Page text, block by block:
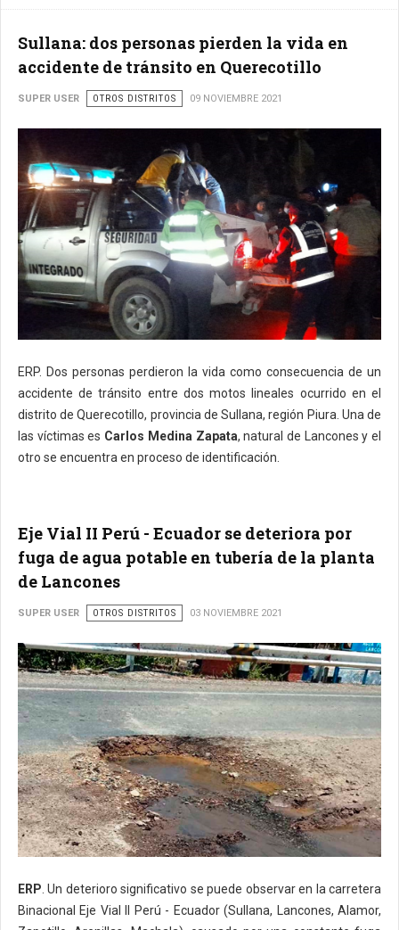
Sullana: dos personas pierden la vida en
accidente de tránsito en Querecotillo
SUPER USER OTROS DISTRITOS 09 NOVIEMBRE 2021
ERP. Dos personas perdieron la vida como consecuencia de un
accidente de tránsito entre dos motos lineales ocurrido en el
distrito de Querecotillo, provincia de Sullana, región Piura. Una de
las víctimas es Carlos Medina Zapata, natural de Lancones y el
otro se encuentra en proceso de identificación.
Eje Vial II Perú - Ecuador se deteriora por
fuga de agua potable en tubería de la planta
de Lancones
SUPER USER OTROS DISTRITOS 03 NOVIEMBRE 2021
ERP . Un deterioro significativo se puede observar en la carretera
Binacional Eje Vial II Perú - Ecuador (Sullana, Lancones, Alamor,